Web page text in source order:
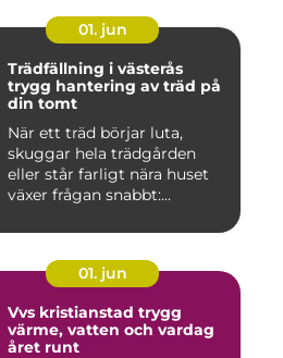
01. jun
Trädfällning i västerås
trygg hantering av träd på
din tomt
När ett träd börjar luta,
skuggar hela trädgården
eller står farligt nära huset
växer frågan snabbt:...
01. jun
Vvs kristianstad trygg
värme, vatten och vardag
året runt